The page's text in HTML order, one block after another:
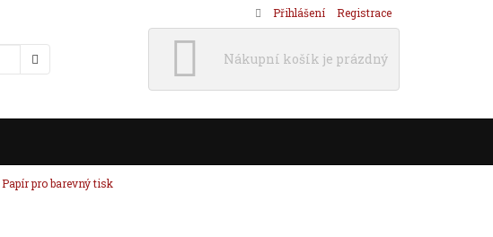
Nákupní košík je prázdný
Papír pro barevný tisk
Přihlášení Registrace